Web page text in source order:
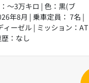
～3万キロ | 色：黒(ブ
年8月 | 乗車定員： 7名 |
ィーゼル | ミッション：AT
：なし